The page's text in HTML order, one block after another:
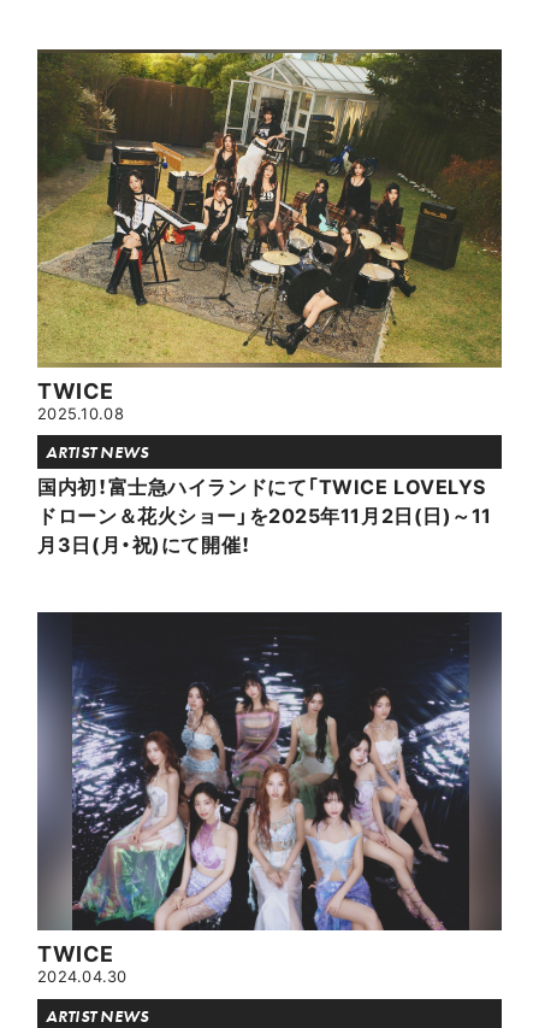
TWICE
2025.10.08
ARTIST NEWS
国内初！富士急ハイランドにて「TWICE LOVELYS
ドローン＆花火ショー」を2025年11月2日(日)～11
月3日(月・祝)にて開催！
TWICE
2024.04.30
ARTIST NEWS